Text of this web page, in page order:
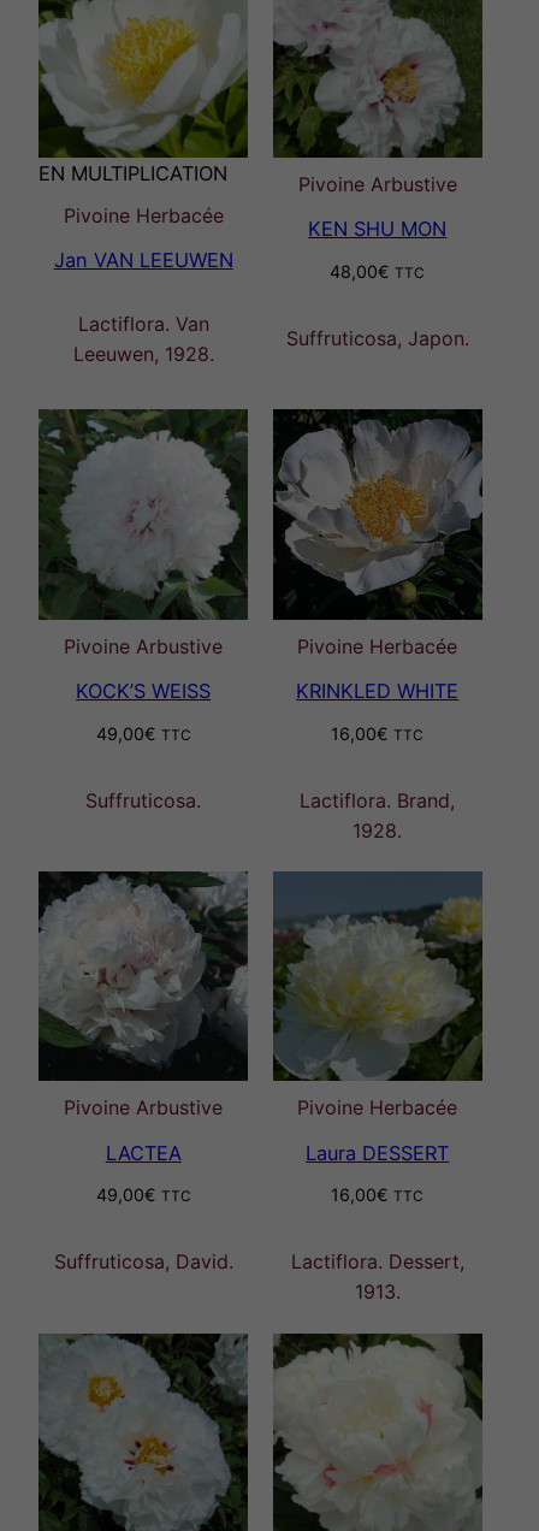
EN MULTIPLICATION
Pivoine Herbacée
Jan VAN LEEUWEN
Lactiflora. Van
Leeuwen, 1928.
Pivoine Arbustive
KEN SHU MON
48,00€ TTC
Suffruticosa, Japon.
Pivoine Arbustive
KOCK’S WEISS
49,00€ TTC
Suffruticosa.
Pivoine Herbacée
KRINKLED WHITE
16,00€ TTC
Lactiflora. Brand,
1928.
Pivoine Arbustive
LACTEA
49,00€ TTC
Suffruticosa, David.
Pivoine Herbacée
Laura DESSERT
16,00€ TTC
Lactiflora. Dessert,
1913.